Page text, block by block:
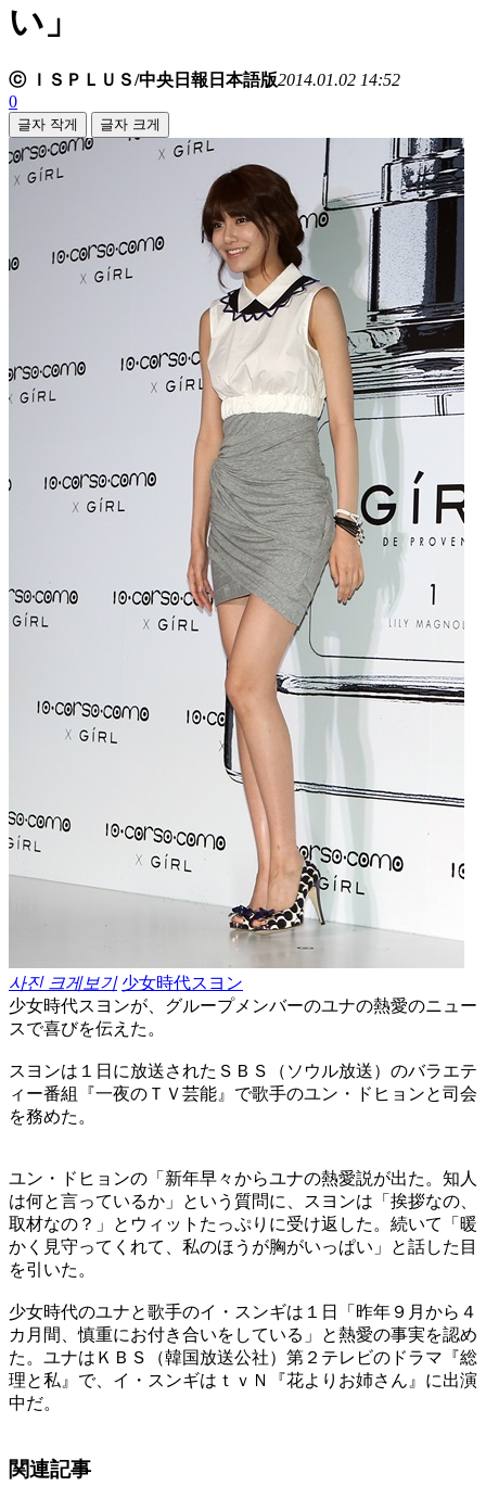
い」
ⓒ ＩＳＰＬＵＳ/中央日報日本語版2014.01.02 14:52
0
글자 작게 글자 크게
사진 크게보기 少女時代スヨン
少女時代スヨンが、グループメンバーのユナの熱愛のニュー
スで喜びを伝えた。
スヨンは１日に放送されたＳＢＳ（ソウル放送）のバラエテ
ィー番組『一夜のＴＶ芸能』で歌手のユン・ドヒョンと司会
を務めた。
ユン・ドヒョンの「新年早々からユナの熱愛説が出た。知人
は何と言っているか」という質問に、スヨンは「挨拶なの、
取材なの？」とウィットたっぷりに受け返した。続いて「暖
かく見守ってくれて、私のほうが胸がいっぱい」と話した目
を引いた。
少女時代のユナと歌手のイ・スンギは１日「昨年９月から４
カ月間、慎重にお付き合いをしている」と熱愛の事実を認め
た。ユナはＫＢＳ（韓国放送公社）第２テレビのドラマ『総
理と私』で、イ・スンギはｔｖＮ『花よりお姉さん』に出演
中だ。
関連記事